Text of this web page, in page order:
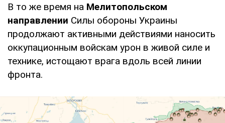
В то же время на Мелитопольском
направлении Силы обороны Украины
продолжают активными действиями наносить
оккупационным войскам урон в живой силе и
технике, истощают врага вдоль всей линии
фронта.